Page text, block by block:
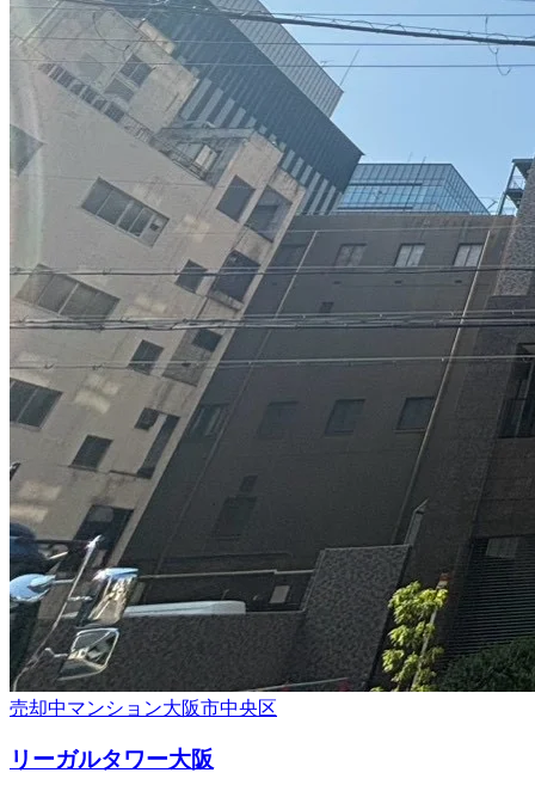
売却中マンション大阪市中央区
リーガルタワー大阪